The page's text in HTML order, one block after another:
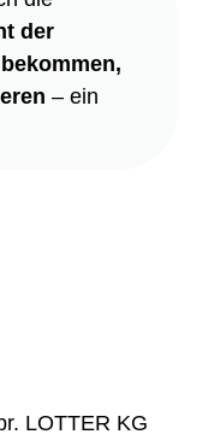
der
– ein
LOTTER KG